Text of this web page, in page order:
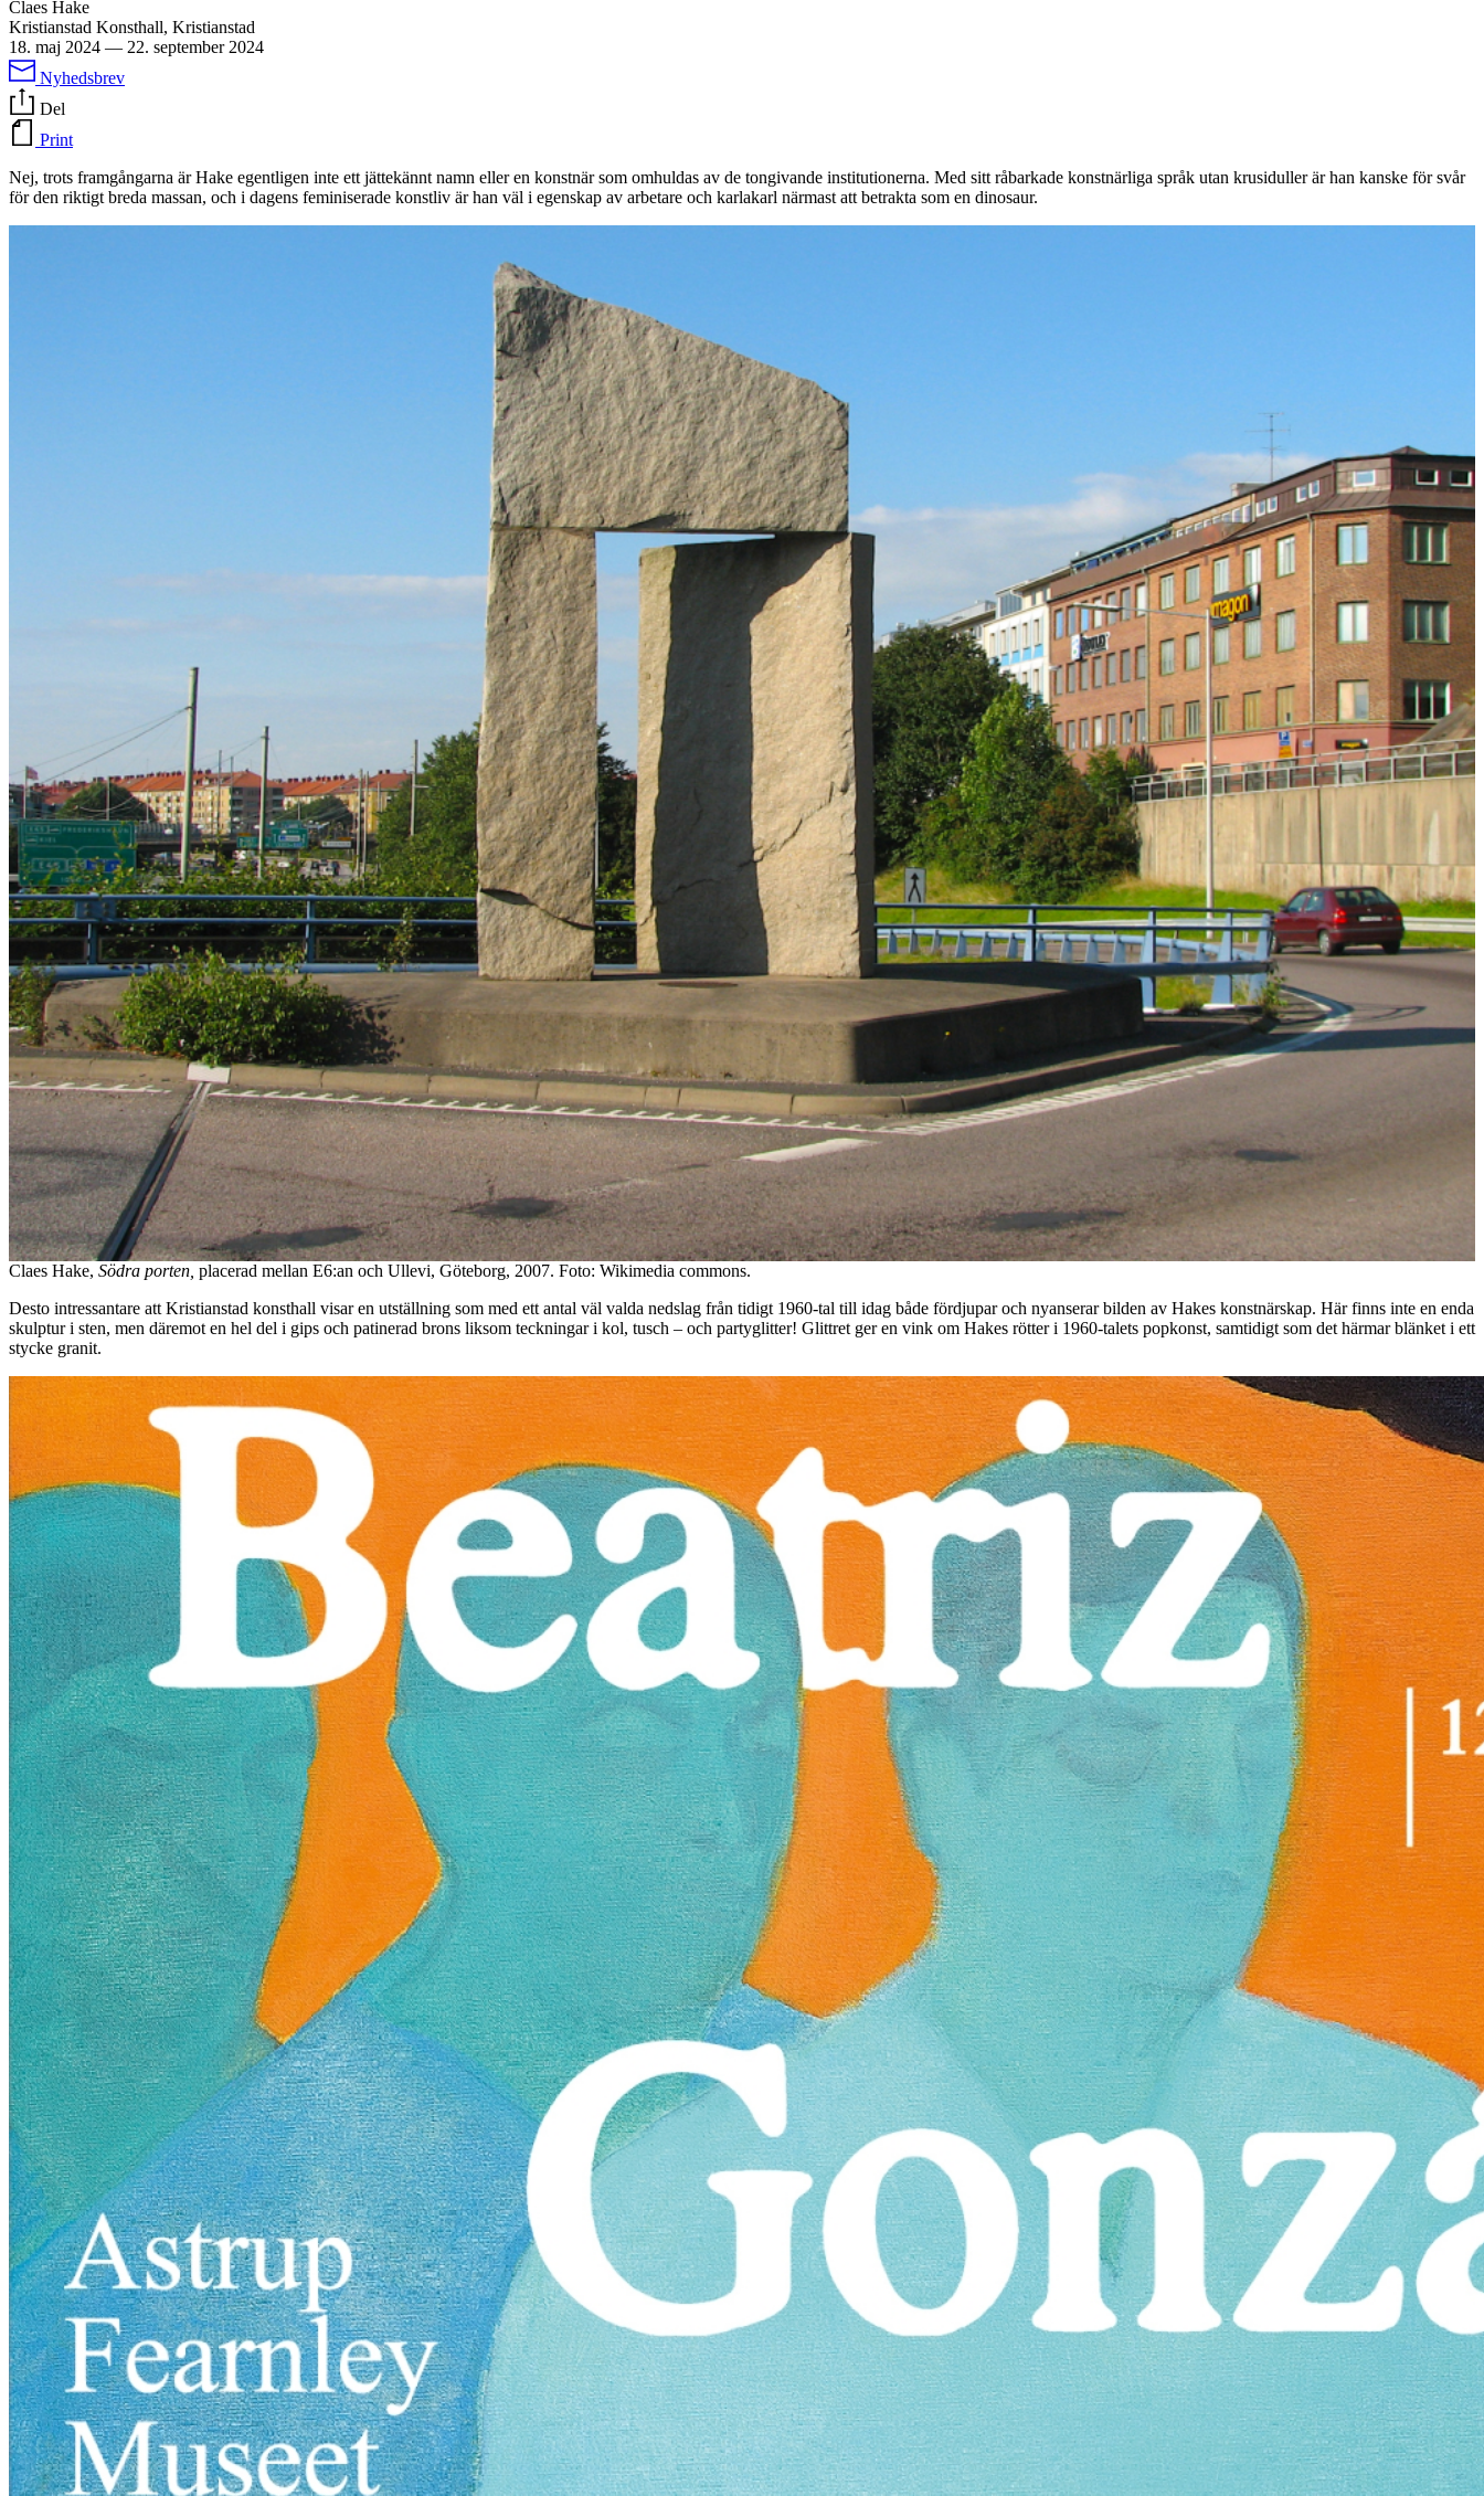
Claes Hake
Kristianstad Konsthall, Kristianstad
18. maj 2024 — 22. september 2024
Nyhedsbrev
Del
Print
Nej, trots framgångarna är Hake egentligen inte ett jättekännt namn eller en konstnär som omhuldas av de tongivande institutionerna. Med sitt råbarkade konstnärliga språk utan krusiduller är han kanske för svår
för den riktigt breda massan, och i dagens feminiserade konstliv är han väl i egenskap av arbetare och karlakarl närmast att betrakta som en dinosaur.
Claes Hake, Södra porten, placerad mellan E6:an och Ullevi, Göteborg, 2007. Foto: Wikimedia commons.
Desto intressantare att Kristianstad konsthall visar en utställning som med ett antal väl valda nedslag från tidigt 1960-tal till idag både fördjupar och nyanserar bilden av Hakes konstnärskap. Här finns inte en enda
skulptur i sten, men däremot en hel del i gips och patinerad brons liksom teckningar i kol, tusch – och partyglitter! Glittret ger en vink om Hakes rötter i 1960-talets popkonst, samtidigt som det härmar blänket i ett
stycke granit.